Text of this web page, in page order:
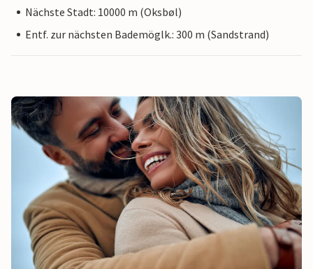
Nächste Stadt: 10000 m (Oksbøl)
Entf. zur nächsten Bademöglk.: 300 m (Sandstrand)